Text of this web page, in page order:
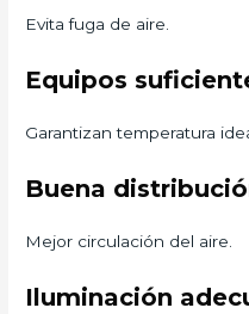
Evita fuga de aire.
Equipos
Garantizan temperatura
Buena
Mejor circulación del aire.
Iluminación